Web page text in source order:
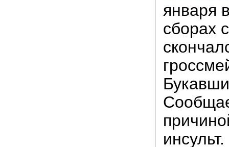
января
сборах
инсульт.